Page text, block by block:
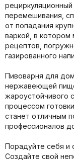
перемешивания,
от попадания
варкой, в
рецептов,
газированного
Пивоварня для
нержавеющей
жароустойчивого
процессом
станет отличным
профессионалов
Порадуйте себя и
Создайте свой